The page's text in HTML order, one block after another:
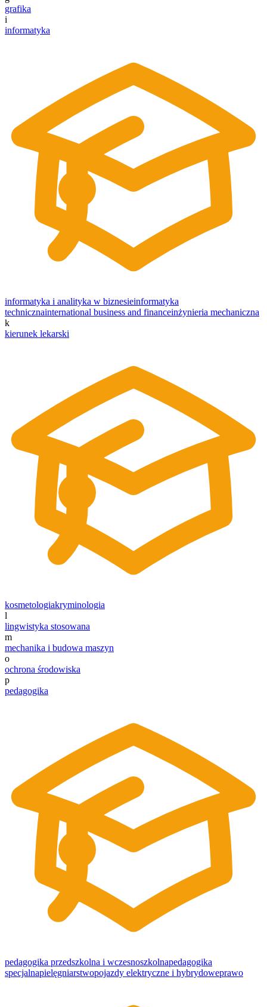
grafika
i
informatyka
informatyka i analityka w biznesieinformatyka
technicznainternational business and financeinżynieria mechaniczna
k
kierunek lekarski
kosmetologiakryminologia
l
lingwistyka stosowana
m
mechanika i budowa maszyn
o
ochrona środowiska
p
pedagogika
pedagogika przedszkolna i wczesnoszkolnapedagogika
specjalnapielęgniarstwopojazdy elektryczne i hybrydoweprawo